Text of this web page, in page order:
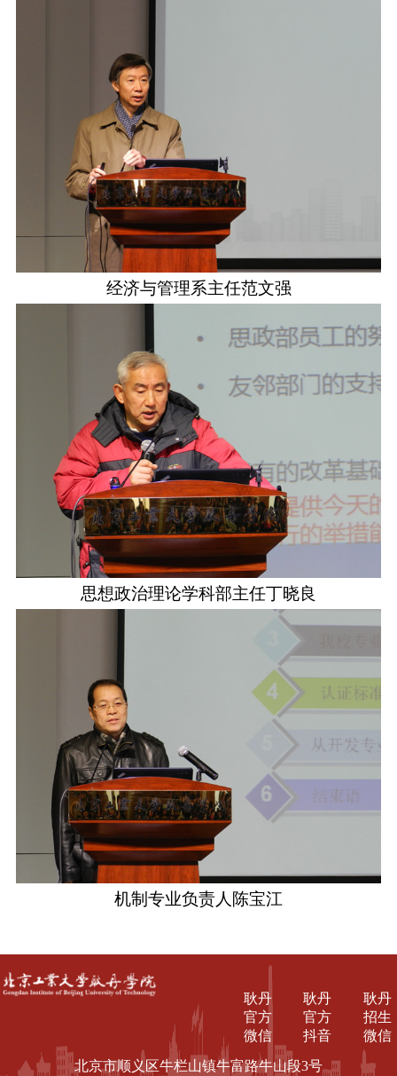
经济与管理系主任范文强
思想政治理论学科部主任丁晓良
机制专业负责人陈宝江
耿丹
招生
微信
耿丹
官方
抖音
耿丹
官方
微信
北京市顺义区牛栏山镇牛富路牛山段3号